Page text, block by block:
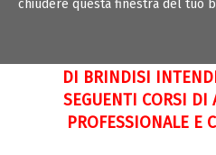
chiudere questa finestra del tuo
DI BRINDISI
SEGUENTI CORSI DI
PROFESSIONALE E